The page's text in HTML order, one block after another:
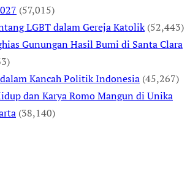
(57,015)
LGBT dalam Gereja Katolik (52,443)
Gunungan Hasil Bumi di Santa Clara
Kancah Politik Indonesia (45,267)
dan Karya Romo Mangun di Unika
(38,140)